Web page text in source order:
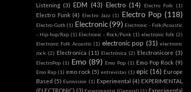
Listening (3) EDM (43) Electro (14) Electro Folk (1)
Electro Funk (4) Electro Jazz (1) Electro Pop (118)
Electro-Goth (1) Electronic(99) Electronic - Folk/Acoustic
- Hip-hop/Rap (1) Electronic - Rock/Punk (1) electronic folk (2)
Electronic Folk Acoustic (1) electronic pop (31) electronic
rock (2) Electronica (11) Electrónica (2) Electronicore (3)
ElectroPop (1) Emo (89) Emo Pop (1) Emo Pop Rock (9)
Emo Rap (1) emo rock (5) entrevistas (1) epic (16) Europe
Based (5) Eurovision (1) Experimental (4) EXPERIMENTAL
(ELECTRONIC) (3) Experimental (General) (1) Experimental